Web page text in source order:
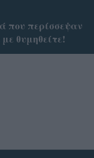
που περίσσεψαν
θυμηθείτε!